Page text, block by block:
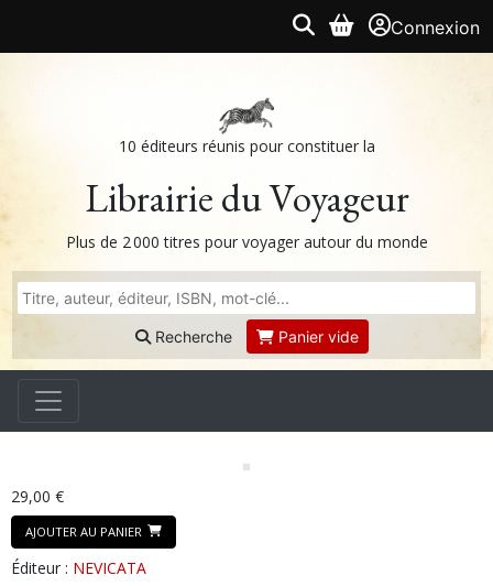
Connexion
10 éditeurs réunis pour constituer la
Librairie du Voyageur
Plus de 2 000 titres pour voyager autour du monde
Recherche Panier vide
29,00 €
AJOUTER AU PANIER
Éditeur : NEVICATA